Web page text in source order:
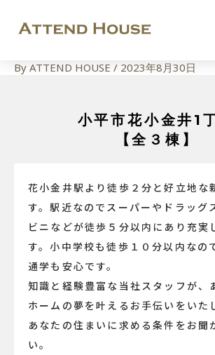
By ATTEND HOUSE / 2023年8月30日
小平市花小金井1
【全３棟】
花小金井駅より徒歩２分と好立地な
す。駅近なのでスーパーやドラッグ
ビニなどが徒歩５分以内にあり充実
す。小中学校も徒歩１０分以内なの
通学も安心です。
知識と経験豊富な当社スタッフが、
ホームの夢を叶えるお手伝いをいた
あなたの住まいに求める条件をお聞
い。